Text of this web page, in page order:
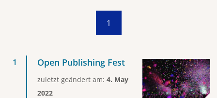
1
Open Publishing Fest
zuletzt geändert am: 4. May
2022